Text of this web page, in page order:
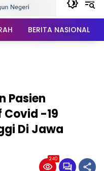
BERITA NASIONAL
Pasien
-19
Di Jawa
240